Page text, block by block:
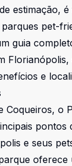
estimação,
pet-
guia
Florianópolis,
e
Coqueiros, o
pontos
e seus
oferece